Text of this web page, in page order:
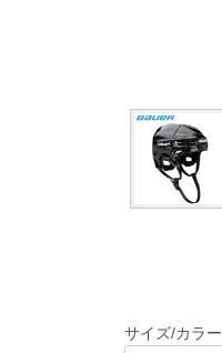
サイズ/カラー